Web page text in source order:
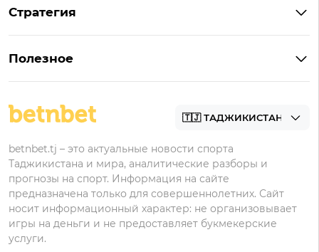
Что значит «чет» и «нечет»
Стратегия
Полезное
Академия
betnbet.tj – это актуальные новости спорта
Таджикистана и мира, аналитические разборы и
прогнозы на спорт. Информация на сайте
предназначена только для совершеннолетних. Сайт
носит информационный характер: не организовывает
игры на деньги и не предоставляет букмекерские
услуги.